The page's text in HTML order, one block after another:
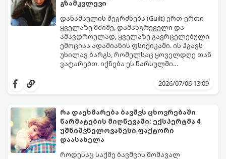
გზამკვლევი
დანაშაულის შეგრძნება (Guilt) ერთ-ერთი
ყველაზე მძიმე, დამანგრეველი და
ამავდროულად, ყველაზე გავრცელებული
ემოციაა ადამიანის ფსიქიკაში. ის ჰგავს
უხილავ ბარგს, რომელსაც ყოველდღე თან
ვატარებთ. იქნება ეს წარსულში
ტკენა, ოჯახის წევრებისთვის
გადაჭარბებული მოთხოვნები
-დანაშაულის განცდა შიგნიდან ფიტავს
ადამიანს და ართმევს მას აწმყოთი
ტკბობის უნარს.
დანაშაულის გრძნობას აქვს თავისი
საკუთარი თუ საზოგადოებრივი მორალური
კოდექსი. თუმცა, როდესაც ეს ემოცია
ქრონიკულ ფორმას იღებს, ის ნევროზულ,
ტოქსიკურ სინდრომად იქცევა.
გთავაზობთ პრაქტიკულ, ფსიქოლოგიურ
გზამკვლევს, თუ როგორ დაამუშაოთ
წარსულის შეცდომები და
გათავისუფლდეთ ამ მძიმე ტვირთისგან:
2026/07/06 13:09
რა დაეხმარება ბავშვს ცხოვრებაში
წარმატების მიღწევაში: ექსპერტმა 4
უმნიშვნელოვანესი ფაქტორი
დაასახელა
როდესაც საქმე ბავშვის მომავალ